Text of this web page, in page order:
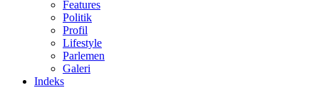
Features
Politik
Profil
Lifestyle
Parlemen
Galeri
Indeks